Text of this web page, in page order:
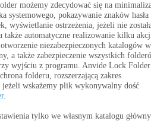
możemy zdecydować się na
systemowego, pokazywanie znaków hasła
wyświetlanie ostrzeżenia, jeżeli nie
także automatyczne realizowanie kilku
niezabezpieczonych katalogów w
a także zabezpieczenie wszystkich
wyjściu z programu. Anvide Lock Folder
folderu, rozszerzającą zakres
jeżeli wskażemy plik wykonywalny dość
.
tylko we własnym katalogu